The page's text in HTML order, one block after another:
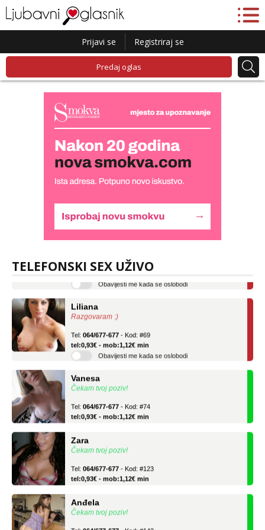
Prijavi se Registriraj se
Predaj oglas
TELEFONSKI SEX UŽIVO
tel:0,93€ - mob:1,12€ min
Razgovaram :)
tel:0,93€ - mob:1,12€ min
Obavijesti me kada se oslobodi
Čekam tvoj poziv!
tel:0,93€ - mob:1,12€ min
Čekam tvoj poziv!
tel:0,93€ - mob:1,12€ min
Čekam tvoj poziv!